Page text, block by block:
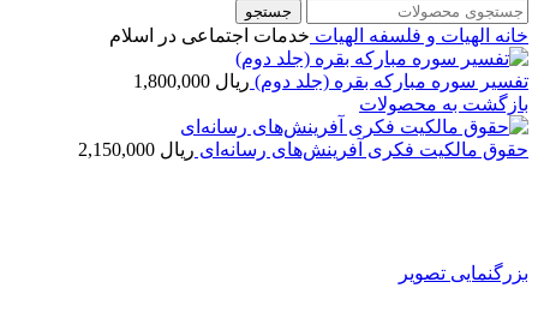
جستجو
خانه الهیات و فلسفه الهيات خدمات اجتماعی در اسلام
تفسیر سوره مبارکه بقره (جلد دوم) ریال
بازگشت به محصولات
حقوق مالکیت فکری آفرینش‌های رسانه‌ای ریال
بزرگنمایی تصویر